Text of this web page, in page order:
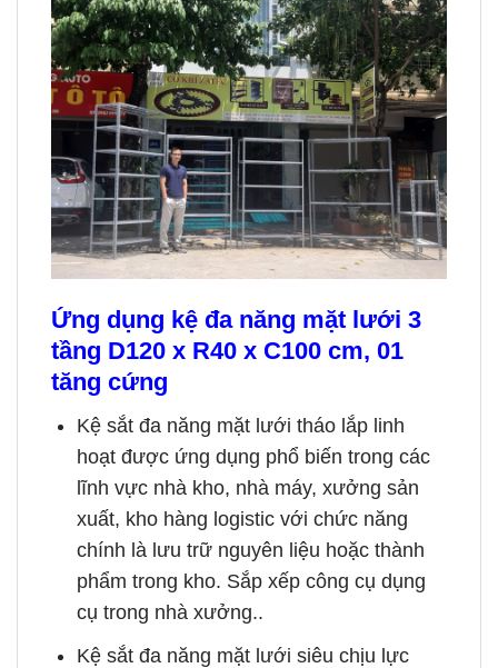
Ứng dụng kệ đa năng mặt lưới 3
tầng D120 x R40 x C100 cm, 01
tăng cứng
Kệ sắt đa năng mặt lưới tháo lắp linh
hoạt được ứng dụng phổ biến trong các
lĩnh vực nhà kho, nhà máy, xưởng sản
xuất, kho hàng logistic với chức năng
chính là lưu trữ nguyên liệu hoặc thành
phẩm trong kho. Sắp xếp công cụ dụng
cụ trong nhà xưởng..
Kệ sắt đa năng mặt lưới siêu chịu lực